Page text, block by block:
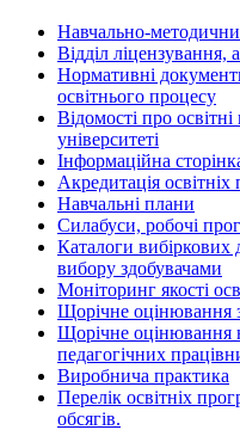
Навчально-
Відділ ліцензування,
Нормативні
освітнього процесу
Відомості про
університеті
Інформаційна
Акредитація освітніх
Навчальні плани
Силабуси, робочі
Каталоги вибіркових
вибору здобувачами
Моніторинг якості
Щорічне оцінювання
Щорічне оцінювання
педагогічних
Виробнича практика
Перелік освітніх
oбсягів.